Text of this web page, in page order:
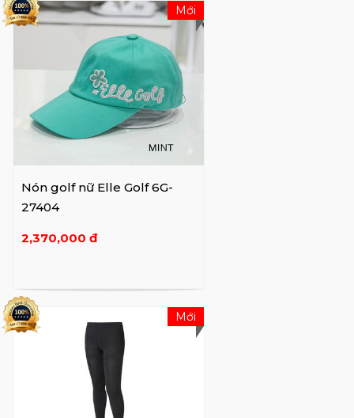
Nón golf nữ Elle Golf 6G-
27404
2,370,000 đ
Mới
Mới